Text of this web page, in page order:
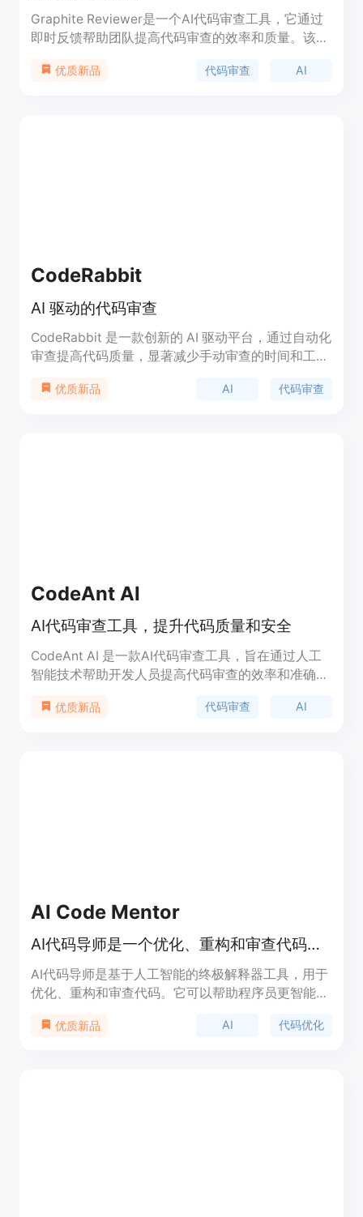
Graphite Reviewer是一个AI代码审查工具，它通过
即时反馈帮助团队提高代码审查的效率和质量。该工
误，使团队能够专注于构建而不是审查。它支持自定
优质新品 代码审查 AI
CodeRabbit
AI 驱动的代码审查
CodeRabbit 是一款创新的 AI 驱动平台，通过自动化
审查提高代码质量，显著减少手动审查的时间和工作
正，以增强代码的效率和健壮性。
优质新品 AI 代码审查
CodeAnt AI
AI代码审查工具，提升代码质量和安全
CodeAnt AI 是一款AI代码审查工具，旨在通过人工
智能技术帮助开发人员提高代码审查的效率和准确
洞，并提供代码质量改进建议。CodeAnt AI 支持多
优质新品 代码审查 AI
AI Code Mentor
AI代码导师是一个优化、重构和审查代码的终极工具。
AI代码导师是基于人工智能的终极解释器工具，用于
优化、重构和审查代码。它可以帮助程序员更智能地
优质新品 AI 代码优化